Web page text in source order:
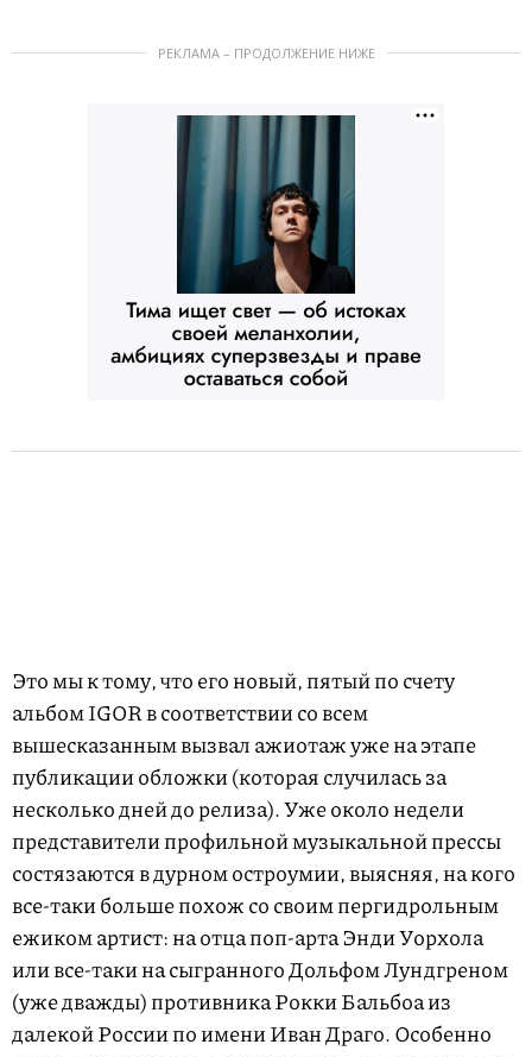
РЕКЛАМА – ПРОДОЛЖЕНИЕ НИЖЕ
Это мы к тому, что его новый, пятый по счету
альбом IGOR в соответствии со всем
вышесказанным вызвал ажиотаж уже на этапе
публикации обложки (которая случилась за
несколько дней до релиза). Уже около недели
представители профильной музыкальной прессы
состязаются в дурном остроумии, выясняя, на кого
все-таки больше похож со своим пергидрольным
ежиком артист: на отца поп-арта Энди Уорхола
или все-таки на сыгранного Дольфом Лундгреном
(уже дважды) противника Рокки Бальбоа из
далекой России по имени Иван Драго. Особенно